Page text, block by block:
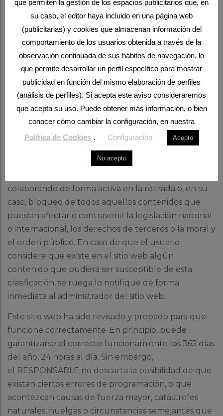
de la redirección a dicho sitio web, poniendo en
conocimiento de las autoridades competentes el
contenido en cuestión.
El RESPONSABLE no se hace responsable de la
información y contenidos almacenados, a título
enunciativo pero no limitativo, en foros, chats,
generadores de blogs, comentarios, redes sociales o
cualquier otro medio que permita a terceros
publicar contenidos de forma independiente en la
página web del RESPONSABLE. Sin embargo, y en
cumplimiento de lo dispuesto en los artículos 11 y 16
de la LSSICE, se pone a disposición de todos los
colaborando de forma activa en la retirada o, en su
caso, bloqueo de todos aquellos contenidos que
puedan afectar o contravenir la legislación nacional
o internacional, los derechos de terceros o la moral y
el orden público. En caso de que el usuario
considere que existe en el sitio web algún
contenido que pudiera ser susceptible de esta
clasificación, se ruega lo notifique de forma
inmediata al administrador del sitio web.
Este sitio web ha sido revisado y probado para que
funcione correctamente. En principio, puede
garantizarse el correcto funcionamiento los 365 días
del año, 24 horas al día. Sin embargo,
el RESPONSABLE no descarta la posibilidad de que
existan ciertos errores de programación, o que
acontezcan causas de fuerza mayor, catástrofes
naturales, huelgas o circunstancias semejantes que
que permiten la gestión de los espacios publicitarios que, en
su caso, el editor haya incluido en una página web
(publicitarias) y cookies que almacenan información del
comportamiento de los usuarios obtenida a través de la
observación continuada de sus hábitos de navegación, lo
que permite desarrollar un perfil específico para mostrar
publicidad en función del mismo elaboración de perfiles
(análisis de perfiles). Si acepta este aviso consideraremos
que acepta su uso. Puede obtener más información, o bien
conocer cómo cambiar la configuración, en nuestra
Política de Cookies . Configuración Acepto
No acepto